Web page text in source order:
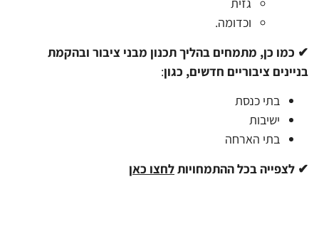
וכדומה.
✔ כמו כן, מתמחים בהליךתכנון מבני ציבור ובהקמת
בניינים ציבוריים חדשים, כגון:
בתי כנסת
ישיבות
בתי הארחה
✔ לצפייה בכל ההתמחויותלחצו כאן